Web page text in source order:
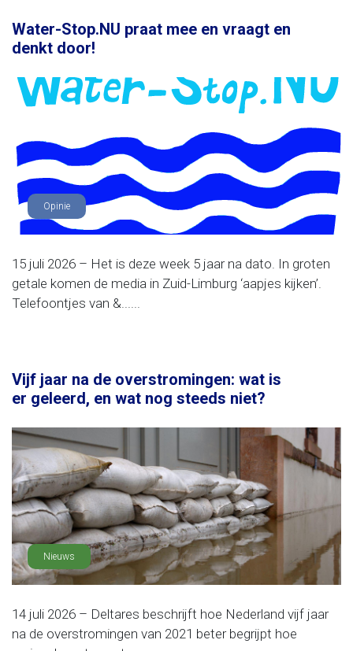
Water-Stop.NU praat mee en vraagt en
denkt door!
Opinie
15 juli 2026 – Het is deze week 5 jaar na dato. In groten
getale komen de media in Zuid-Limburg ‘aapjes kijken’.
Telefoontjes van &......
Vijf jaar na de overstromingen: wat is
er geleerd, en wat nog steeds niet?
Nieuws
14 juli 2026 – Deltares beschrijft hoe Nederland vijf jaar
na de overstromingen van 2021 beter begrijpt hoe